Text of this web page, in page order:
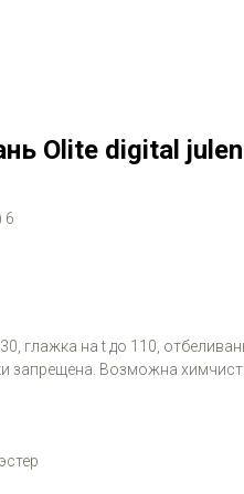
Olite digital
6
глажка на t до 110,
запрещена. Возможна